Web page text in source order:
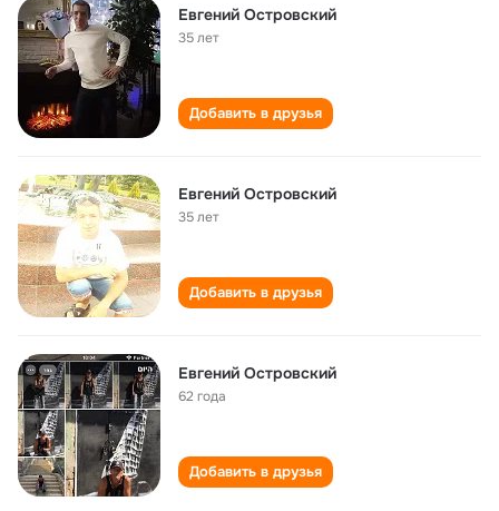
Евгений Островский
35 лет
Добавить в друзья
Евгений Островский
35 лет
Добавить в друзья
Евгений Островский
62 года
Добавить в друзья